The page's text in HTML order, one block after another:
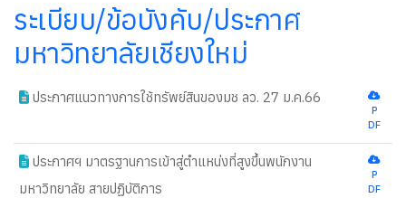
ระเบียบ/ข้อบังคับ/ประกาศ
มหาวิทยาลัยเชียงใหม่
ประกาศแนวทางการใช้ทรัพย์สินของมช ลว. 27 ม.ค.66
P
DF
ประกาศฯ มาตรฐานการเข้าสู่ตำแหน่งที่สูงขึ้นพนักงาน
มหาวิทยาลัย สายปฏิบัติการ
P
DF